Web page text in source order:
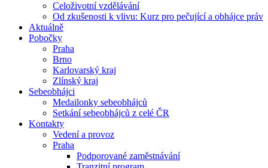
Celoživotní vzdělávání
Od zkušenosti k vlivu: Kurz pro pečující a obhájce práv
Aktuálně
Pobočky
Praha
Brno
Karlovarský kraj
Zlínský kraj
Sebeobhájci
Medailonky sebeobhájců
Setkání sebeobhájců z celé ČR
Kontakty
Vedení a provoz
Praha
Podporované zaměstnávání